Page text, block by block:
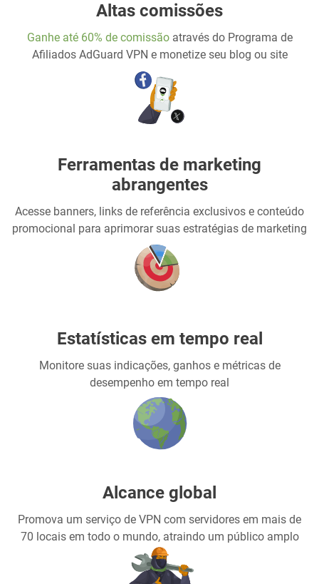
Altas comissões
Ganhe até 60% de comissãoatravés do Programa de
Afiliados AdGuard VPN e monetize seu blog ou site
Ferramentas de marketing
abrangentes
Acesse banners, links de referência exclusivos e conteúdo
promocional para aprimorar suas estratégias de marketing
Estatísticas em tempo real
Monitore suas indicações, ganhos e métricas de
desempenho em tempo real
Alcance global
Promova um serviço de VPN com servidores em mais de
70 locais em todo o mundo, atraindo um público amplo